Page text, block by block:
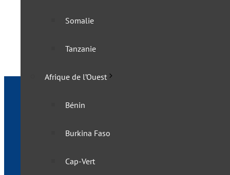
Somalie
Tanzanie
Afrique de l’Ouest
Bénin
Burkina Faso
Cap-Vert
10 novembre 2022